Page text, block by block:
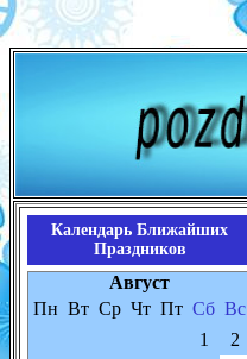
Календарь Ближайших
Праздников
Август
Пн Вт Ср Чт Пт Сб Вс
1
2